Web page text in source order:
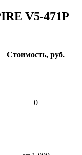
V5-471P
Стоимость, руб.
0